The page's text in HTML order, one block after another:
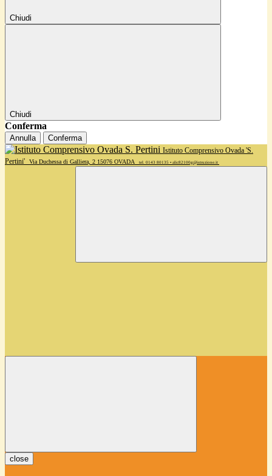
Chiudi
Chiudi
Conferma
Annulla Conferma
Istituto Comprensivo Ovada 'S.
Pertini'
Via Duchessa di Galliera, 2 15076 OVADA tel. 0143 80135 • alic82100g@istruzione.it
close